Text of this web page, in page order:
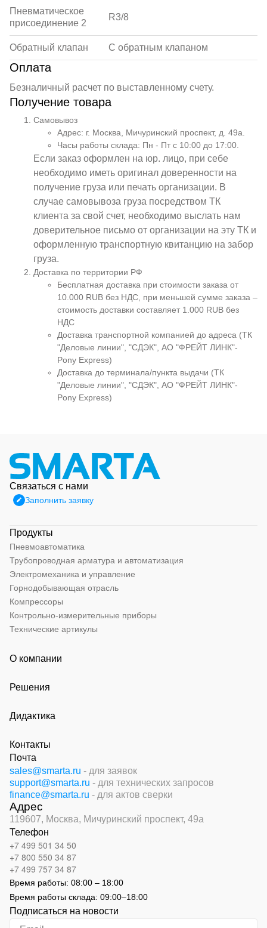
Пневматическое
присоединение 2
R3/8
Обратный клапан С обратным клапаном
Оплата
Безналичный расчет по выставленному счету.
Получение товара
Самовывоз
Адрес: г. Москва, Мичуринский проспект, д. 49а.
Часы работы склада: Пн - Пт с 10:00 до 17:00.
Если заказ оформлен на юр. лицо, при себе
необходимо иметь оригинал доверенности на
получение груза или печать организации. В
случае самовывоза груза посредством ТК
клиента за свой счет, необходимо выслать нам
доверительное письмо от организации на эту ТК и
оформленную транспортную квитанцию на забор
груза.
Доставка по территории РФ
Бесплатная доставка при стоимости заказа от
10.000 RUB без НДС, при меньшей сумме заказа –
стоимость доставки составляет 1.000 RUB без
НДС
Доставка транспортной компанией до адреса (ТК
"Деловые линии", "СДЭК", АО "ФРЕЙТ ЛИНК"-
Pony Express)
Доставка до терминала/пункта выдачи (ТК
"Деловые линии", "СДЭК", АО "ФРЕЙТ ЛИНК"-
Pony Express)
Связаться с нами
Заполнить заявку
Продукты
Пневмоавтоматика
Трубопроводная арматура и автоматизация
Электромеханика и управление
Горнодобывающая отрасль
Компрессоры
Контрольно-измерительные приборы
Технические артикулы
О компании
Решения
Дидактика
Контакты
Почта
sales@smarta.ru - для заявок
support@smarta.ru - для технических запросов
finance@smarta.ru - для актов сверки
Адрес
119607, Москва, Мичуринский проспект, 49а
Телефон
+7 499 501 34 50
+7 800 550 34 87
+7 499 757 34 87
Время работы: 08:00 – 18:00
Время работы склада: 09:00–18:00
Подписаться на новости